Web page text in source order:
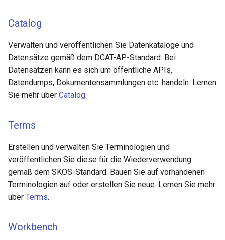
i
s
e
r
Kontakte
Ideen
Showcases
Dokumente
Datenpflege
Catalog
Verwalten und veröffentlichen Sie Datenkataloge und
Datensätze gemäß dem DCAT-AP-Standard. Bei
Datensätzen kann es sich um öffentliche APIs,
Datendumps, Dokumentensammlungen etc. handeln. Lernen
Sie mehr über Catalog.
Terms
Erstellen und verwalten Sie Terminologien und
veröffentlichen Sie diese für die Wiederverwendung
gemäß dem SKOS-Standard. Bauen Sie auf vorhandenen
Terminologien auf oder erstellen Sie neue. Lernen Sie mehr
über Terms.
Workbench